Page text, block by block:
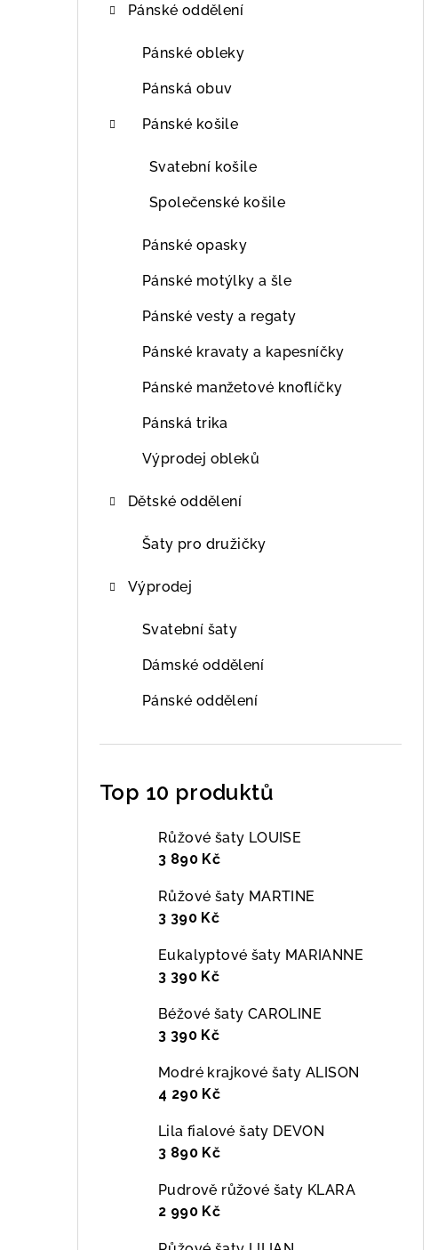
Pánské oddělení
Pánské obleky
Pánská obuv
Pánské košile
Svatební košile
Společenské košile
Pánské opasky
Pánské motýlky a šle
Pánské vesty a regaty
Pánské kravaty a kapesníčky
Pánské manžetové knoflíčky
Pánská trika
Výprodej obleků
Dětské oddělení
Šaty pro družičky
Výprodej
Svatební šaty
Dámské oddělení
Pánské oddělení
Top 10 produktů
Růžové šaty LOUISE
3 890 Kč
Růžové šaty MARTINE
3 390 Kč
Eukalyptové šaty MARIANNE
3 390 Kč
Béžové šaty CAROLINE
3 390 Kč
Modré krajkové šaty ALISON
4 290 Kč
Lila fialové šaty DEVON
3 890 Kč
Pudrově růžové šaty KLARA
2 990 Kč